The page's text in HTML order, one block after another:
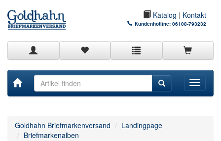
Katalog | Kontakt
Kundenhotline: 06108-793232
Toggle
Goldhahn Briefmarkenversand
Landingpage
Briefmarkenalben